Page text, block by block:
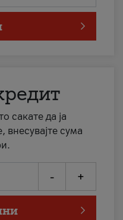
сакате да ја
сума
- +